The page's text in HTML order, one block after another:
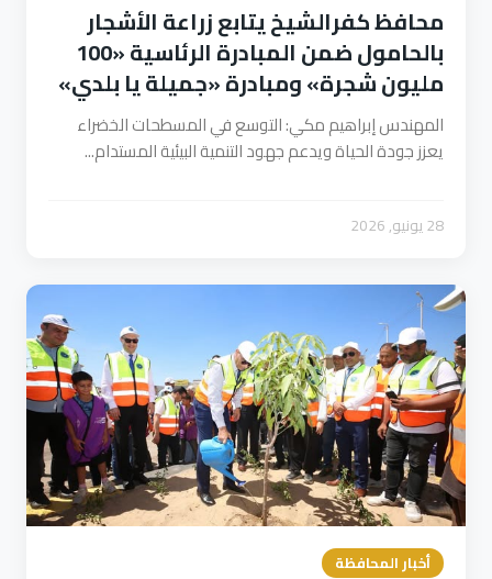
محافظ كفرالشيخ يتابع زراعة الأشجار
بالحامول ضمن المبادرة الرئاسية «100
مليون شجرة» ومبادرة «جميلة يا بلدي»
المهندس إبراهيم مكي: التوسع في المسطحات الخضراء
يعزز جودة الحياة ويدعم جهود التنمية البيئية المستدام...
28 يونيو, 2026
أخبار المحافظة